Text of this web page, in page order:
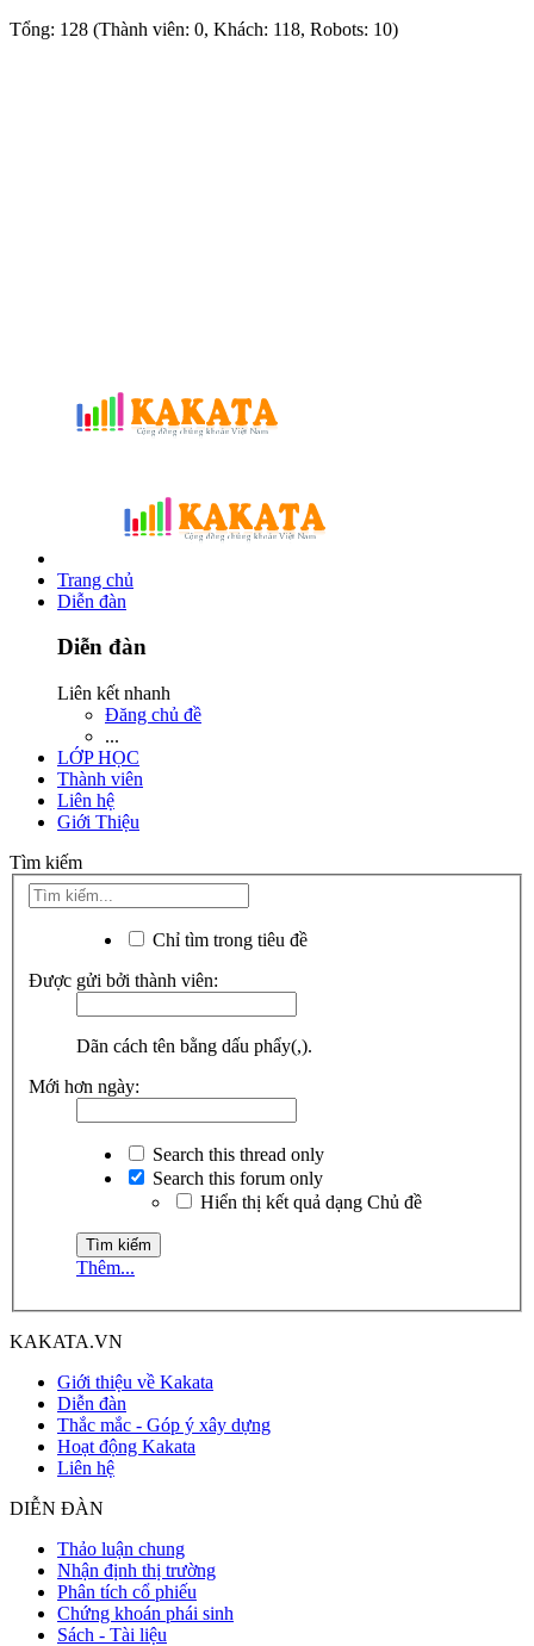
Tổng: 128 (Thành viên: 0, Khách: 118, Robots: 10)
Trang chủ
Diễn đàn
Diễn đàn
Liên kết nhanh
Đăng chủ đề
...
LỚP HỌC
Thành viên
Liên hệ
Giới Thiệu
Tìm kiếm
Chỉ tìm trong tiêu đề
Được gửi bởi thành viên:
Dãn cách tên bằng dấu phẩy(,).
Mới hơn ngày:
Search this thread only
Search this forum only
Hiển thị kết quả dạng Chủ đề
Thêm...
KAKATA.VN
Giới thiệu về Kakata
Diễn đàn
Thắc mắc - Góp ý xây dựng
Hoạt động Kakata
Liên hệ
DIỄN ĐÀN
Thảo luận chung
Nhận định thị trường
Phân tích cổ phiếu
Chứng khoán phái sinh
Sách - Tài liệu